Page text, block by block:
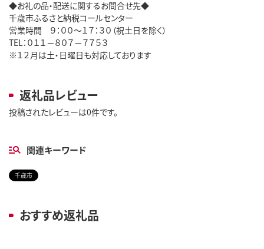
◆お礼の品・配送に関するお問合せ先◆
千歳市ふるさと納税コールセンター
営業時間 ９：００～１７：３０（祝土日を除く）
TEL：０１１－８０７－７７５３
※１２月は土・日曜日も対応しております
返礼品レビュー
投稿されたレビューは0件です。
関連キーワード
千歳市
おすすめ返礼品